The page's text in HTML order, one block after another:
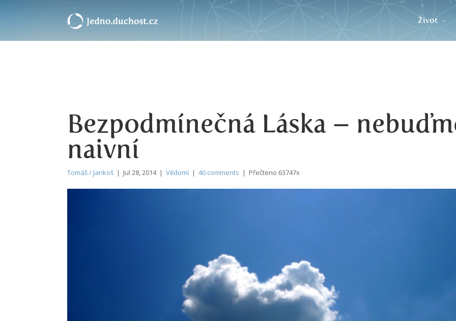
Život
Bezpodmínečná Láska –
naivní
Tomáš / Jankoš | Jul 28, 2014 | Vědomí | 40 comments | Přečteno 63747x